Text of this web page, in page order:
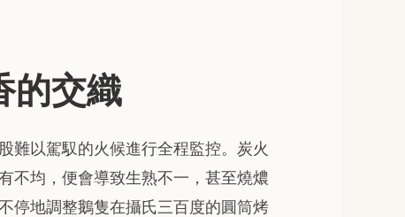
的交織
難以駕馭的火候進行全程監控。炭火
不均，便會導致生熟不一，甚至燒燶
停地調整鵝隻在攝氏三百度的圓筒烤